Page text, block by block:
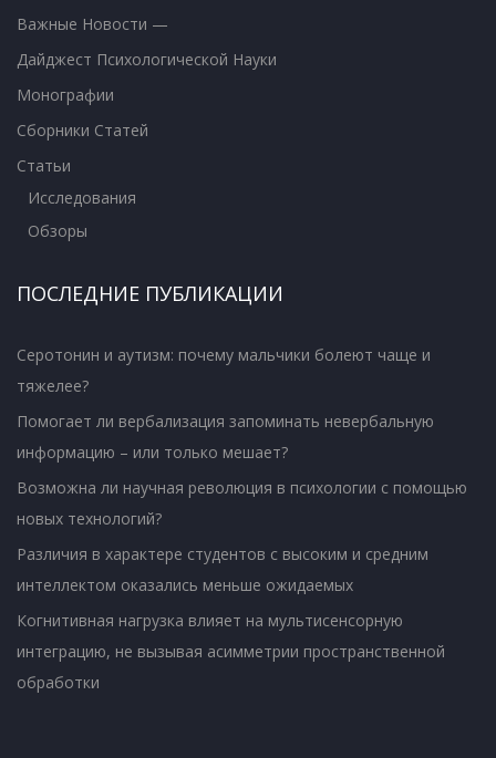
Важные Новости —
Дайджест Психологической Науки
Монографии
Сборники Статей
Статьи
Исследования
Обзоры
ПОСЛЕДНИЕ ПУБЛИКАЦИИ
Серотонин и аутизм: почему мальчики болеют чаще и
тяжелее?
Помогает ли вербализация запоминать невербальную
информацию – или только мешает?
Возможна ли научная революция в психологии с помощью
новых технологий?
Различия в характере студентов с высоким и средним
интеллектом оказались меньше ожидаемых
Когнитивная нагрузка влияет на мультисенсорную
интеграцию, не вызывая асимметрии пространственной
обработки